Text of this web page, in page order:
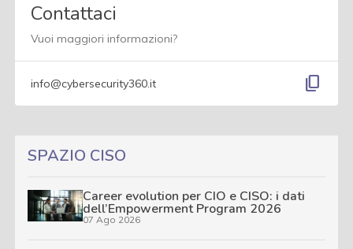
Contattaci
Vuoi maggiori informazioni?
info@cybersecurity360.it content_copy
SPAZIO CISO
Career evolution per CIO e CISO: i dati
dell’Empowerment Program 2026
07 Ago 2026